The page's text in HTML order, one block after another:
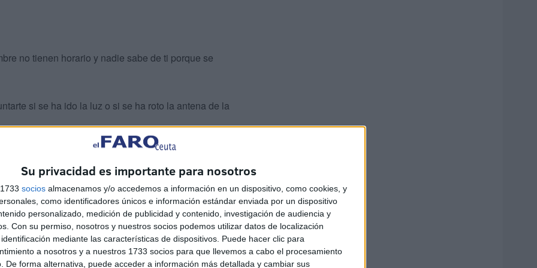
Su privacidad es importante para nosotros
socios almacenamos y/o accedemos a información en un dispositivo, como cookies, y
como identificadores únicos e información estándar enviada por un dispositivo
personalizado, medición de publicidad y contenido, investigación de audiencia y
Con su permiso, nosotros y nuestros socios podemos utilizar datos de localización
mediante las características de dispositivos. Puede hacer clic para
a nosotros y a nuestros 1733 socios para que llevemos a cabo el procesamiento
De forma alternativa, puede acceder a información más detallada y cambiar sus
no tienen horario y nadie sabe de ti porque se
si se ha ido la luz o si se ha roto la antena de la
paisaje constante de paredes, muebles cuadros y
de la que eres prisionero.
soledad pegajosa y nauseabunda que te envuelve.